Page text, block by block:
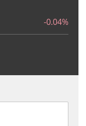
-0.04%